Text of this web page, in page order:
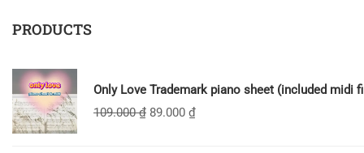
PRODUCTS
Only Love Trademark piano sheet (included midi
109.000₫ 89.000 ₫